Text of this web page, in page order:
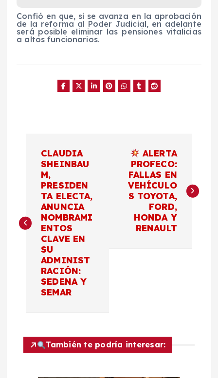
Confió en que, si se avanza en la aprobación
de la reforma al Poder Judicial, en adelante
será posible eliminar las pensiones vitalicias
a altos funcionarios.
e
ó
n
CLAUDIA
SHEINBAU
M,
PRESIDEN
TA ELECTA,
ANUNCIA
NOMBRAMI
ENTOS
CLAVE EN
SU
ADMINIST
RACIÓN:
SEDENA Y
SEMAR
ALERTA
PROFECO:
FALLAS EN
VEHÍCULO
S TOYOTA,
FORD,
HONDA Y
RENAULT
También te podría interesar: